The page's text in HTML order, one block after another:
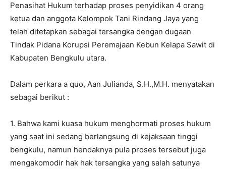
Penasihat Hukum terhadap proses penyidikan 4 orang
ketua dan anggota Kelompok Tani Rindang Jaya yang
telah ditetapkan sebagai tersangka dengan dugaan
Tindak Pidana Korupsi Peremajaan Kebun Kelapa Sawit di
Kabupaten Bengkulu utara.
Dalam perkara a quo, Aan Julianda, S.H.,M.H. menyatakan
sebagai berikut :
1. Bahwa kami kuasa hukum menghormati proses hukum
yang saat ini sedang berlangsung di kejaksaan tinggi
bengkulu, namun hendaknya pula proses tersebut juga
mengakomodir hak hak tersangka yang salah satunya